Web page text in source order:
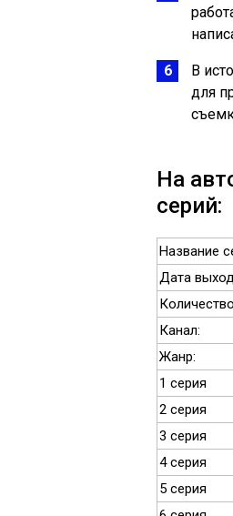
В
для
На
серий:
Название
Дата
Канал:
Жанр:
1 серия
2 серия
3 серия
4 серия
5 серия